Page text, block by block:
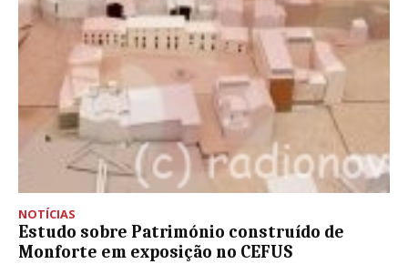
NOTÍCIAS
Estudo sobre Património construído de
Monforte em exposição no CEFUS